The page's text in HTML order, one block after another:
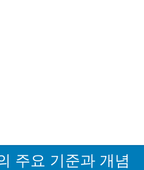
주요 기준과 개념